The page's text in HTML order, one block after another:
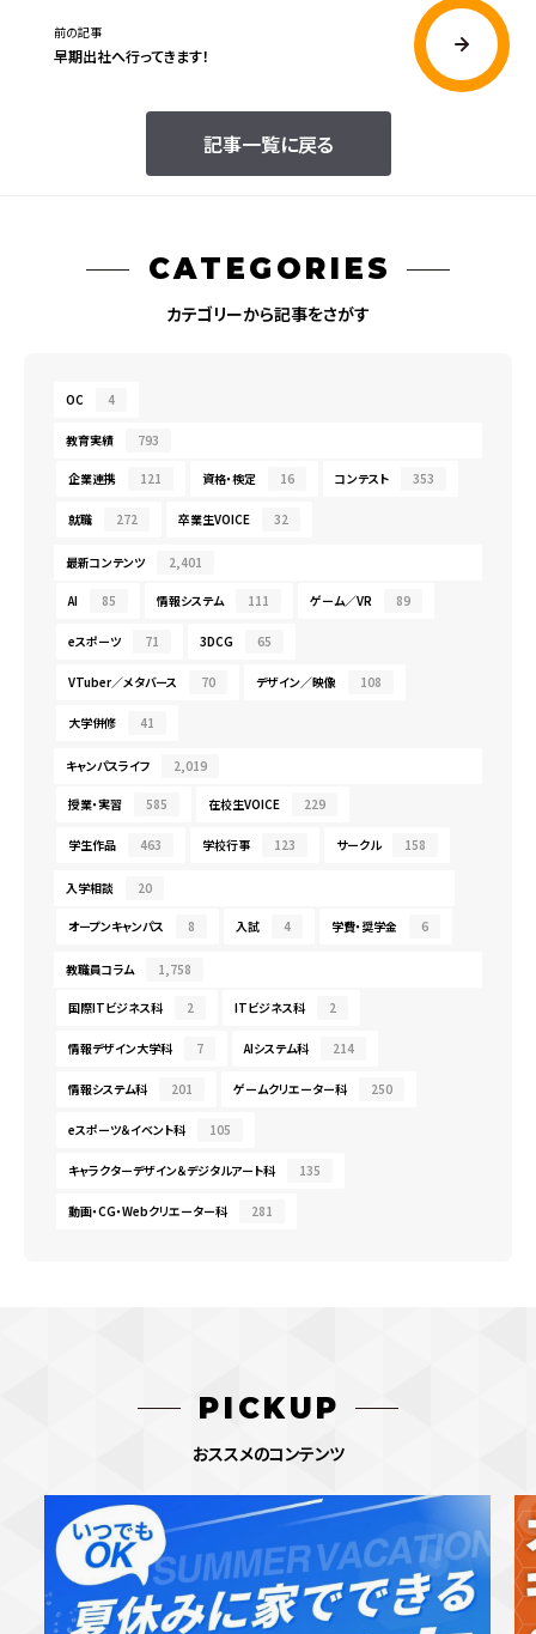
記事一覧に戻る
前の記事
早期出社へ行ってきます！
CATEGORIES
カテゴリーから記事をさがす
OC 4
教育実績 793
企業連携 121 資格・検定 16 コンテスト 353
就職 272 卒業生VOICE 32
最新コンテンツ 2,401
AI 85 情報システム 111 ゲーム／VR 89
eスポーツ 71 3DCG 65
VTuber／メタバース 70 デザイン／映像 108
大学併修 41
キャンパスライフ 2,019
授業・実習 585 在校生VOICE 229
学生作品 463 学校行事 123 サークル 158
入学相談 20
オープンキャンパス 8 入試 4 学費・奨学金 6
教職員コラム 1,758
国際ITビジネス科 2 ITビジネス科 2
情報デザイン大学科 7 AIシステム科 214
情報システム科 201 ゲームクリエーター科 250
eスポーツ＆イベント科 105
キャラクターデザイン＆デジタルアート科 135
動画・CG・Webクリエーター科 281
PICKUP
おススメのコンテンツ